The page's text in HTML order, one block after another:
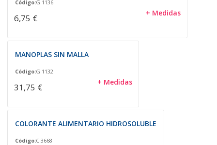
Código:G 1136
6,75 € + Medidas
MANOPLAS SIN MALLA
Código:G 1132
31,75 € + Medidas
COLORANTE ALIMENTARIO HIDROSOLUBLE
Código:C 3668